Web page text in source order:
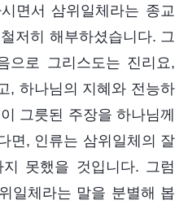
면서 삼위일체라는 종교
저히 해부하셨습니다. 그
으로 그리스도는 진리요,
, 하나님의 지혜와 전능하
그릇된 주장을 하나님께
면, 인류는 삼위일체의 잘
못했을 것입니다. 그럼
일체라는 말을 분별해 봅